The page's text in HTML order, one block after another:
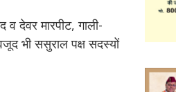
देवर मारपीट, गाली-
भी ससुराल पक्ष सदस्यों